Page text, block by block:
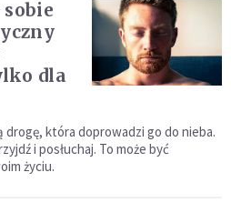
dla
drogę, która doprowadzi go do nieba.
i posłuchaj. To może być
życiu.